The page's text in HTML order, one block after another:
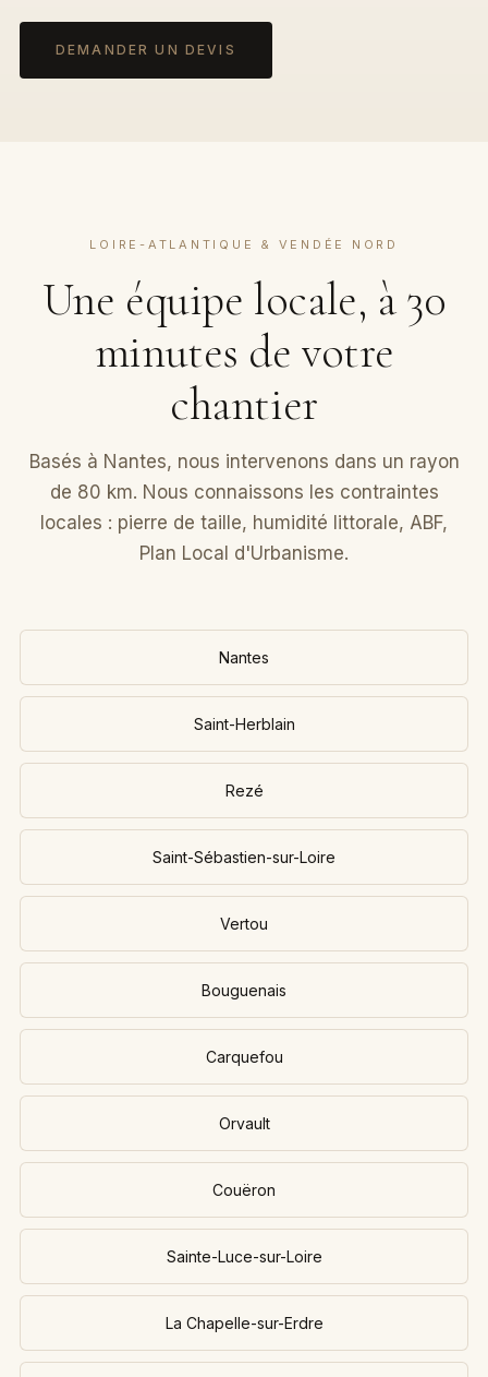
DEMANDER UN DEVIS
LOIRE-ATLANTIQUE & VENDÉE NORD
Une équipe locale, à 30
minutes de votre
chantier
Basés à Nantes, nous intervenons dans un rayon
de 80 km. Nous connaissons les contraintes
locales : pierre de taille, humidité littorale, ABF,
Plan Local d'Urbanisme.
Nantes
Saint-Herblain
Rezé
Saint-Sébastien-sur-Loire
Vertou
Bouguenais
Carquefou
Orvault
Couëron
Sainte-Luce-sur-Loire
La Chapelle-sur-Erdre